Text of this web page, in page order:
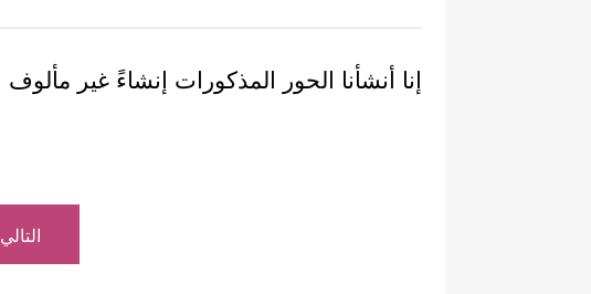
إنا أنشأنا الحور المذكورات إنشاءً غير مألوف
التالي